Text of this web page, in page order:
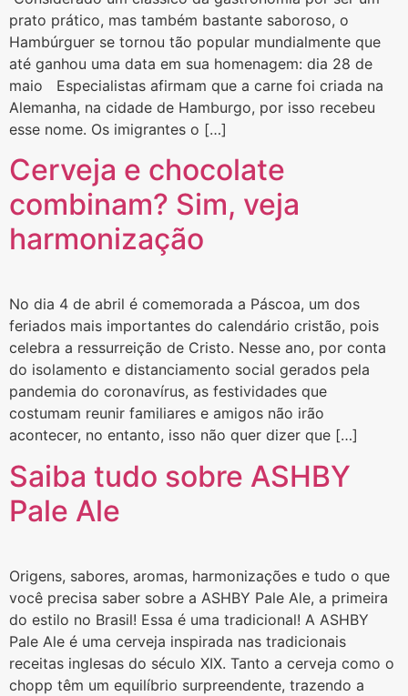
prato prático, mas também bastante saboroso, o
Hambúrguer se tornou tão popular mundialmente que
até ganhou uma data em sua homenagem: dia 28 de
maio Especialistas afirmam que a carne foi criada na
Alemanha, na cidade de Hamburgo, por isso recebeu
esse nome. Os imigrantes o […]
Cerveja e chocolate
combinam? Sim, veja
harmonização
No dia 4 de abril é comemorada a Páscoa, um dos
feriados mais importantes do calendário cristão, pois
celebra a ressurreição de Cristo. Nesse ano, por conta
do isolamento e distanciamento social gerados pela
pandemia do coronavírus, as festividades que
costumam reunir familiares e amigos não irão
acontecer, no entanto, isso não quer dizer que […]
Saiba tudo sobre ASHBY
Pale Ale
Origens, sabores, aromas, harmonizações e tudo o que
você precisa saber sobre a ASHBY Pale Ale, a primeira
do estilo no Brasil! Essa é uma tradicional! A ASHBY
Pale Ale é uma cerveja inspirada nas tradicionais
receitas inglesas do século XIX. Tanto a cerveja como o
chopp têm um equilíbrio surpreendente, trazendo a